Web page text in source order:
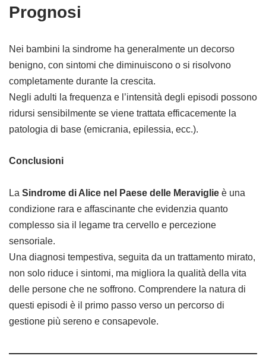
Prognosi
Nei bambini la sindrome ha generalmente un decorso
benigno, con sintomi che diminuiscono o si risolvono
completamente durante la crescita.
Negli adulti la frequenza e l’intensità degli episodi possono
ridursi sensibilmente se viene trattata efficacemente la
patologia di base (emicrania, epilessia, ecc.).
Conclusioni
La Sindrome di Alice nel Paese delle Meraviglie è una
condizione rara e affascinante che evidenzia quanto
complesso sia il legame tra cervello e percezione
sensoriale.
Una diagnosi tempestiva, seguita da un trattamento mirato,
non solo riduce i sintomi, ma migliora la qualità della vita
delle persone che ne soffrono. Comprendere la natura di
questi episodi è il primo passo verso un percorso di
gestione più sereno e consapevole.